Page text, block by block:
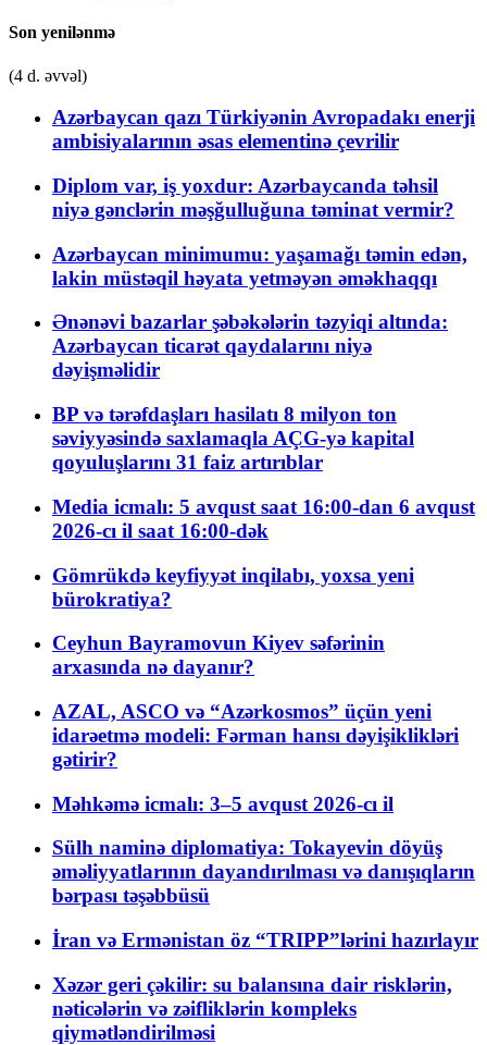
Son yenilənmə
(4 d. əvvəl)
Azərbaycan qazı Türkiyənin Avropadakı enerji
ambisiyalarının əsas elementinə çevrilir
Diplom var, iş yoxdur: Azərbaycanda təhsil
niyə gənclərin məşğulluğuna təminat vermir?
Azərbaycan minimumu: yaşamağı təmin edən,
lakin müstəqil həyata yetməyən əməkhaqqı
Ənənəvi bazarlar şəbəkələrin təzyiqi altında:
Azərbaycan ticarət qaydalarını niyə
dəyişməlidir
BP və tərəfdaşları hasilatı 8 milyon ton
səviyyəsində saxlamaqla AÇG-yə kapital
qoyuluşlarını 31 faiz artırıblar
Media icmalı: 5 avqust saat 16:00-dan 6 avqust
2026-cı il saat 16:00-dək
Gömrükdə keyfiyyət inqilabı, yoxsa yeni
bürokratiya?
Ceyhun Bayramovun Kiyev səfərinin
arxasında nə dayanır?
AZAL, ASCO və “Azərkosmos” üçün yeni
idarəetmə modeli: Fərman hansı dəyişiklikləri
gətirir?
Məhkəmə icmalı: 3–5 avqust 2026-cı il
Sülh naminə diplomatiya: Tokayevin döyüş
əməliyyatlarının dayandırılması və danışıqların
bərpası təşəbbüsü
İran və Ermənistan öz “TRIPP”lərini hazırlayır
Xəzər geri çəkilir: su balansına dair risklərin,
nəticələrin və zəifliklərin kompleks
qiymətləndirilməsi